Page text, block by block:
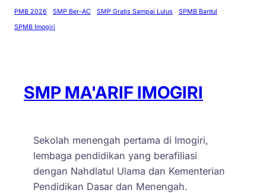
PMB 2026 SMP Ber-AC SMP Gratis Sampai Lulus
SPMB Bantul
SPMB Imogiri
SMP MA'ARIF IMOGIRI
Sekolah menengah pertama di Imogiri,
lembaga pendidikan yang berafiliasi
dengan Nahdlatul Ulama dan Kementerian
Pendidikan Dasar dan Menengah.